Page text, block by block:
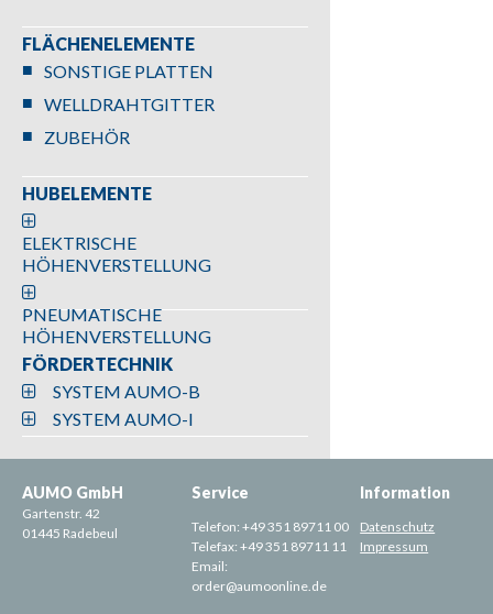
FLÄCHENELEMENTE
SONSTIGE PLATTEN
WELLDRAHTGITTER
ZUBEHÖR
HUBELEMENTE
ELEKTRISCHE
HÖHENVERSTELLUNG
PNEUMATISCHE
HÖHENVERSTELLUNG
FÖRDERTECHNIK
SYSTEM AUMO-B
SYSTEM AUMO-I
AUMO GmbH
Gartenstr. 42
01445 Radebeul
Service
Telefon: +49 351 89711 00
Telefax: +49 351 89711 11
Email:
order@aumoonline.de
Information
Datenschutz
Impressum